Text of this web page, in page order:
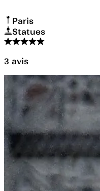
Paris
Statues
3 avis